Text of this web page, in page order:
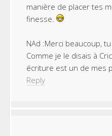
manière de placer tes
finesse.
NAd :Merci beaucoup,
Comme je le disais à
écriture est un de mes
Reply